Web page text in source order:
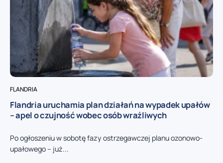
FLANDRIA
Flandria uruchamia plan działań na wypadek upałów
– apel o czujność wobec osób wrażliwych
Po ogłoszeniu w sobotę fazy ostrzegawczej planu ozonowo-
upałowego – już...